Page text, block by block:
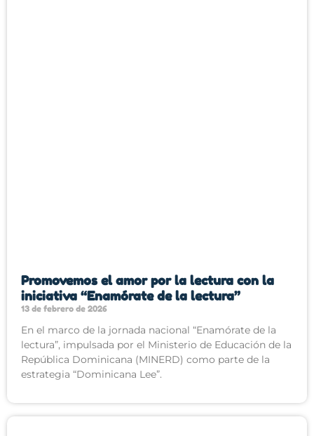
Promovemos el amor por la lectura con la
iniciativa “Enamórate de la lectura”
13 de febrero de 2026
En el marco de la jornada nacional “Enamórate de la
lectura”, impulsada por el Ministerio de Educación de la
República Dominicana (MINERD) como parte de la
estrategia “Dominicana Lee”.